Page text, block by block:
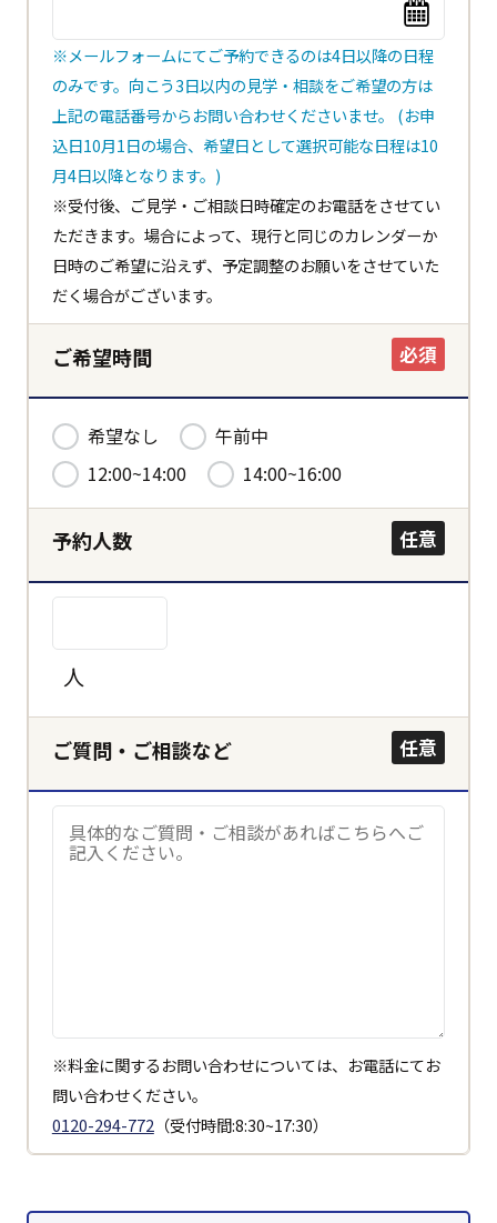
都道府県
市区町村
ホーム
閉じる
※メールフォームにてご予約できるのは4日以降の日程
のみです。向こう3日以内の見学・相談をご希望の方は
上記の電話番号からお問い合わせくださいませ。 (お申
込日10月1日の場合、希望日として選択可能な日程は10
月4日以降となります。)
※受付後、ご見学・ご相談日時確定のお電話をさせてい
ただきます。場合によって、現行と同じのカレンダーか
日時のご希望に沿えず、予定調整のお願いをさせていた
だく場合がございます。
ご希望時間 必須
希望なし
午前中
12:00~14:00
14:00~16:00
予約人数 任意
人
ご質問・ご相談など 任意
※料金に関するお問い合わせについては、お電話にてお
問い合わせください。
0120-294-772（受付時間:8:30~17:30）